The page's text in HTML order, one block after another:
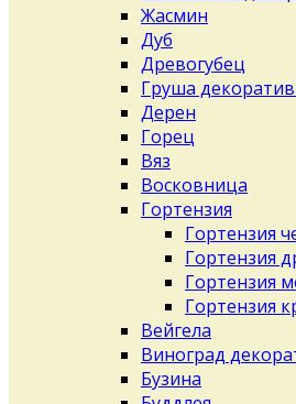
Жасмин
Дуб
Древогубец
Груша
Дерен
Горец
Вяз
Восковница
Гортензия
Гортензия
Гортензия
Гортензия
Гортензия
Вейгела
Виноград
Бузина